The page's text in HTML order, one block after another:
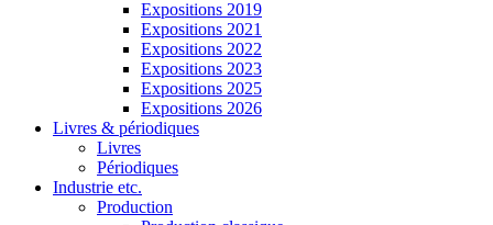
Expositions 2019
Expositions 2021
Expositions 2022
Expositions 2023
Expositions 2025
Expositions 2026
Livres & périodiques
Livres
Périodiques
Industrie etc.
Production